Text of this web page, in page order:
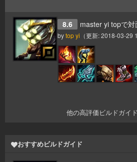
8.6 master yi topで対面絶対殺すマン
bytop yi （更新:2018-03-29
他の高評価ビルドガイ
おすすめビルドガイド